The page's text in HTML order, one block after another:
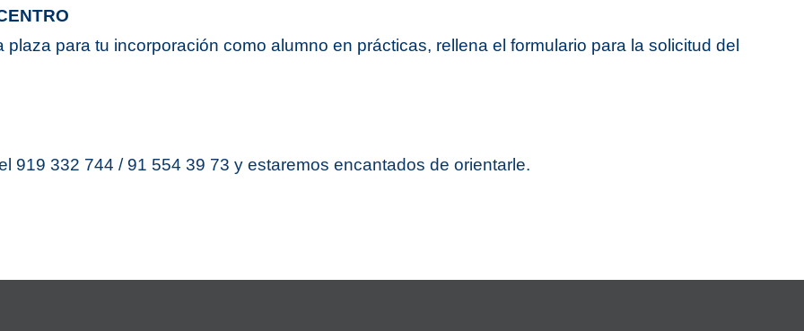
para tu incorporación como alumno en prácticas, rellena el formulario para la solicitud del
919 332 744 / 91 554 39 73 y estaremos encantados de orientarle.